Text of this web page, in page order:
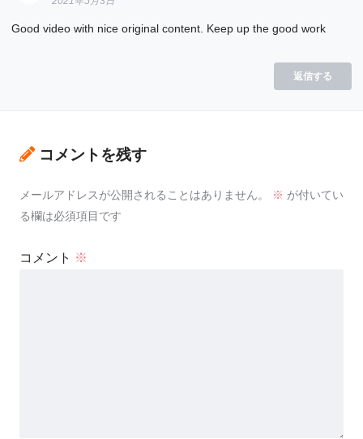
Good video with nice original content. Keep up the good work
返信する
コメントを残す
メールアドレスが公開されることはありません。 ※ が付いてい
る欄は必須項目です
コメント ※